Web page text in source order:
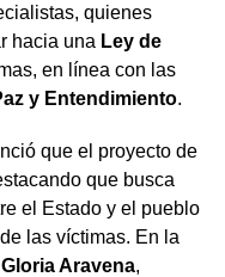
quienes
hacia una Ley de
en línea con las
y Entendimiento.
que el proyecto de
que busca
el Estado y el pueblo
las víctimas. En la
Aravena,